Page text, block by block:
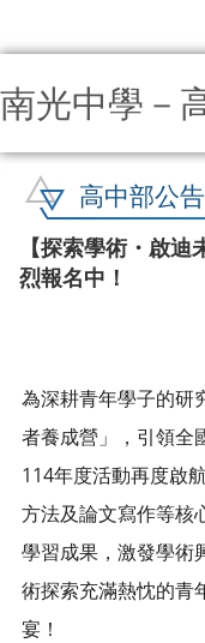
南光中學－
高中部公
【探索學術・啟
烈報名中！
為深耕青年學子的研
者養成營」，引領全
114年度活動再度啟
方法及論文寫作等核
學習成果，激發學術
術探索充滿熱忱的青
宴！